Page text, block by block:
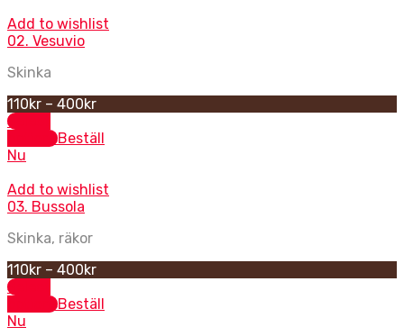
Add to wishlist
02. Vesuvio
Skinka
110kr – 400kr
Select
optionsBeställ
Nu
Add to wishlist
03. Bussola
Skinka, räkor
110kr – 400kr
Select
optionsBeställ
Nu